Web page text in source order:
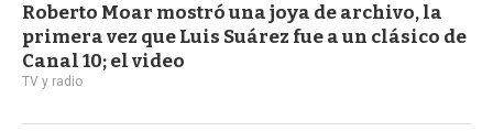
Roberto Moar mostró una joya de archivo, la
primera vez que Luis Suárez fue a un clásico de
Canal 10; el video
TV y radio